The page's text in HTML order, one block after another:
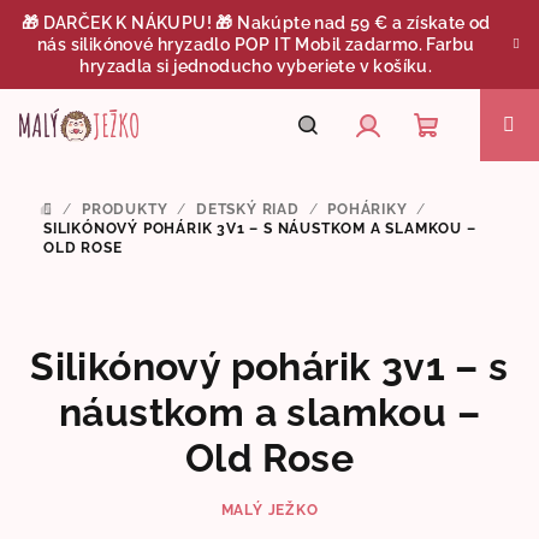
Prejsť
🎁 DARČEK K NÁKUPU! 🎁 Nakúpte nad 59 € a získate od
nás silikónové hryzadlo POP IT Mobil zadarmo. Farbu
hryzadla si jednoducho vyberiete v košíku.
Nákupný
košík
DOMOV
/ PRODUKTY / DETSKÝ RIAD / POHÁRIKY /
SILIKÓNOVÝ POHÁRIK 3V1 – S NÁUSTKOM A SLAMKOU –
OLD ROSE
Silikónový pohárik 3v1 – s
náustkom a slamkou –
Old Rose
MALÝ JEŽKO